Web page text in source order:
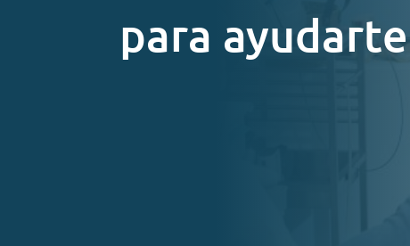
para ayudarte